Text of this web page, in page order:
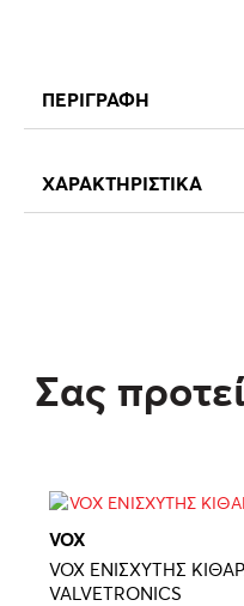
ΠΕΡΙΓΡΑΦΉ
ΧΑΡΑΚΤΗΡΙΣΤΙΚΆ
Σας
VOX
VOX ΕΝΙΣΧΥΤΗΣ
VALVETRONICS